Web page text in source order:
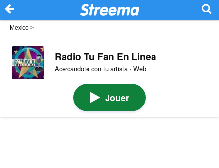
Mexico >
Radio Tu Fan En Linea
Acercandote con tu artista · Web
Jouer